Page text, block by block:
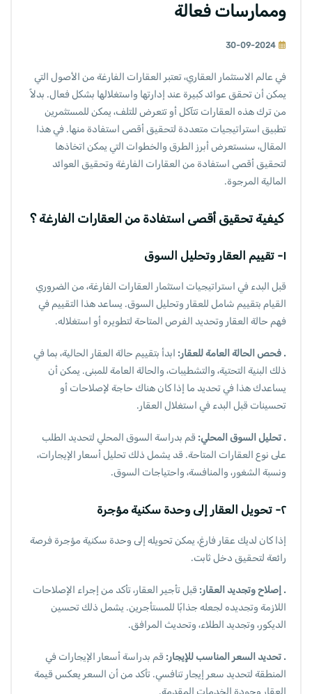
وممارسات فعالة
30-09-2024
في عالم الاستثمار العقاري، تعتبر العقارات الفارغة من الأصول التي
يمكن أن تحقق عوائد كبيرة عند إدارتها واستغلالها بشكل فعال. بدلاً
من ترك هذه العقارات تتآكل أو تتعرض للتلف، يمكن للمستثمرين
تطبيق استراتيجيات متعددة لتحقيق أقصى استفادة منها. في هذا
المقال، سنستعرض أبرز الطرق والخطوات التي يمكن اتخاذها
لتحقيق أقصى استفادة من العقارات الفارغة وتحقيق العوائد
المالية المرجوة.
كيفية تحقيق أقصى استفادة من العقارات الفارغة ؟
١- تقييم العقار وتحليل السوق
قبل البدء في استراتيجيات استثمار العقارات الفارغة، من الضروري
القيام بتقييم شامل للعقار وتحليل السوق. يساعد هذا التقييم في
فهم حالة العقار وتحديد الفرص المتاحة لتطويره أو استغلاله.
. فحص الحالة العامة للعقار: ابدأ بتقييم حالة العقار الحالية، بما في
ذلك البنية التحتية، والتشطيبات، والحالة العامة للمبنى. يمكن أن
يساعدك هذا في تحديد ما إذا كان هناك حاجة لإصلاحات أو
تحسينات قبل البدء في استغلال العقار.
. تحليل السوق المحلي: قم بدراسة السوق المحلي لتحديد الطلب
على نوع العقارات المتاحة. قد يشمل ذلك تحليل أسعار الإيجارات،
ونسبة الشغور، والمنافسة، واحتياجات السوق.
٢- تحويل العقار إلى وحدة سكنية مؤجرة
إذا كان لديك عقار فارغ، يمكن تحويله إلى وحدة سكنية مؤجرة فرصة
رائعة لتحقيق دخل ثابت.
. إصلاح وتجديد العقار: قبل تأجير العقار، تأكد من إجراء الإصلاحات
اللازمة وتجديده لجعله جذابًا للمستأجرين. يشمل ذلك تحسين
الديكور، وتجديد الطلاء، وتحديث المرافق.
. تحديد السعر المناسب للإيجار: قم بدراسة أسعار الإيجارات في
المنطقة لتحديد سعر إيجار تنافسي. تأكد من أن السعر يعكس قيمة
العقار وجودة الخدمات المقدمة.